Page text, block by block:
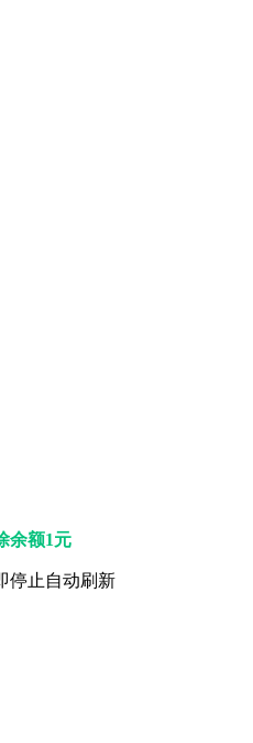
余额1元
停止自动刷新